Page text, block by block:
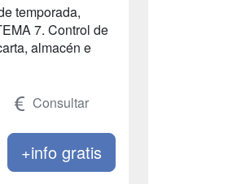
temporada,
7. Control de
almacén e
Consultar
+info gratis